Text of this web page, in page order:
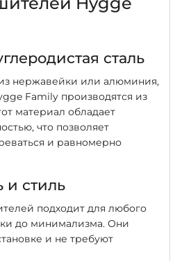
сталь
нержавейки или алюминия,
Family производятся из
материал обладает
что позволяет
и равномерно
и стиль
подходит для любого
до минимализма. Они
и не требуют